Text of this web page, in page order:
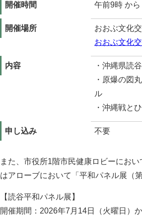
開催時間 午前9時 か
開催場所
おおぶ文化
おおぶ文化
内容
・沖縄県読
・原爆の図
ル
・沖縄戦と
申し込み 不要
また、市役所1階市民健康ロビーにお
はアローブにおいて「平和パネル展（
【読谷平和パネル展】
開催期間：2026年7月14日（火曜日）